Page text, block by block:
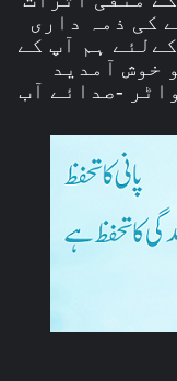
کی ذمہ داری
ہم آپ کے
خوش آمدید
-صدائے آب